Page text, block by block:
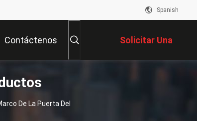
Spanish
Contáctenos Solicitar Una
Cotización
De La Puerta Del